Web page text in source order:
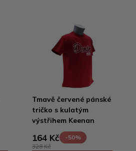
Tmavě červené pánské
tričko s kulatým
výstřihem Keenan
164 Kč
-50%
328 Kč